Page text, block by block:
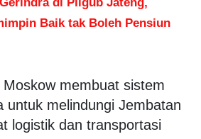
Baik tak Boleh Pensiun
membuat sistem
untuk melindungi Jembatan
logistik dan transportasi